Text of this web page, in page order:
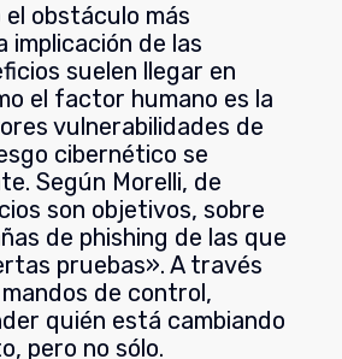
obstáculo más
implicación de las
suelen llegar en
el factor humano es la
vulnerabilidades de
cibernético se
Según Morelli, de
son objetivos, sobre
de phishing de las que
pruebas». A través
de control,
quién está cambiando
pero no sólo.